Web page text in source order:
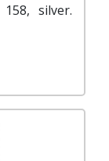
silver.